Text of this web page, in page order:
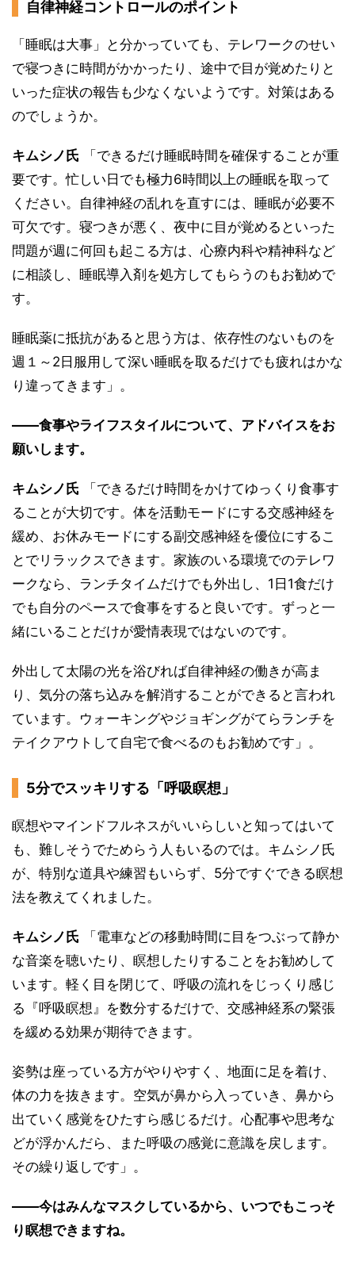
自律神経コントロールのポイント
「睡眠は大事」と分かっていても、テレワークのせい
で寝つきに時間がかかったり、途中で目が覚めたりと
いった症状の報告も少なくないようです。対策はある
のでしょうか。
キムシノ氏 「できるだけ睡眠時間を確保することが重
要です。忙しい日でも極力6時間以上の睡眠を取って
ください。自律神経の乱れを直すには、睡眠が必要不
可欠です。寝つきが悪く、夜中に目が覚めるといった
問題が週に何回も起こる方は、心療内科や精神科など
に相談し、睡眠導入剤を処方してもらうのもお勧めで
す。
睡眠薬に抵抗があると思う方は、依存性のないものを
週１～2日服用して深い睡眠を取るだけでも疲れはかな
り違ってきます」。
――食事やライフスタイルについて、アドバイスをお
願いします。
キムシノ氏 「できるだけ時間をかけてゆっくり食事す
ることが大切です。体を活動モードにする交感神経を
緩め、お休みモードにする副交感神経を優位にするこ
とでリラックスできます。家族のいる環境でのテレワ
ークなら、ランチタイムだけでも外出し、1日1食だけ
でも自分のペースで食事をすると良いです。ずっと一
緒にいることだけが愛情表現ではないのです。
外出して太陽の光を浴びれば自律神経の働きが高ま
り、気分の落ち込みを解消することができると言われ
ています。ウォーキングやジョギングがてらランチを
テイクアウトして自宅で食べるのもお勧めです」。
5分でスッキリする「呼吸瞑想」
瞑想やマインドフルネスがいいらしいと知ってはいて
も、難しそうでためらう人もいるのでは。キムシノ氏
が、特別な道具や練習もいらず、5分ですぐできる瞑想
法を教えてくれました。
キムシノ氏 「電車などの移動時間に目をつぶって静か
な音楽を聴いたり、瞑想したりすることをお勧めして
います。軽く目を閉じて、呼吸の流れをじっくり感じ
る『呼吸瞑想』を数分するだけで、交感神経系の緊張
を緩める効果が期待できます。
姿勢は座っている方がやりやすく、地面に足を着け、
体の力を抜きます。空気が鼻から入っていき、鼻から
出ていく感覚をひたすら感じるだけ。心配事や思考な
どが浮かんだら、また呼吸の感覚に意識を戻します。
その繰り返しです」。
――今はみんなマスクしているから、いつでもこっそ
り瞑想できますね。